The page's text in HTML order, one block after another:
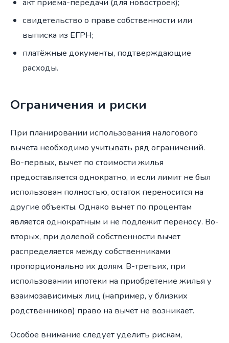
свидетельство о праве собственности или
выписка из ЕГРН;
платёжные документы, подтверждающие
расходы.
Ограничения и риски
При планировании использования налогового
вычета необходимо учитывать ряд ограничений.
Во-первых, вычет по стоимости жилья
предоставляется однократно, и если лимит не был
использован полностью, остаток переносится на
другие объекты. Однако вычет по процентам
является однократным и не подлежит переносу. Во-
вторых, при долевой собственности вычет
распределяется между собственниками
пропорционально их долям. В-третьих, при
использовании ипотеки на приобретение жилья у
взаимозависимых лиц (например, у близких
родственников) право на вычет не возникает.
Особое внимание следует уделить рискам,